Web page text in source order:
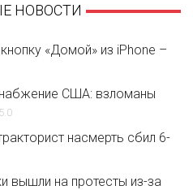
НОВОСТИ
«Домой» из iPhone –
США: взломаны
5.0
насмерть сбил 6-
вышли на протесты из-за